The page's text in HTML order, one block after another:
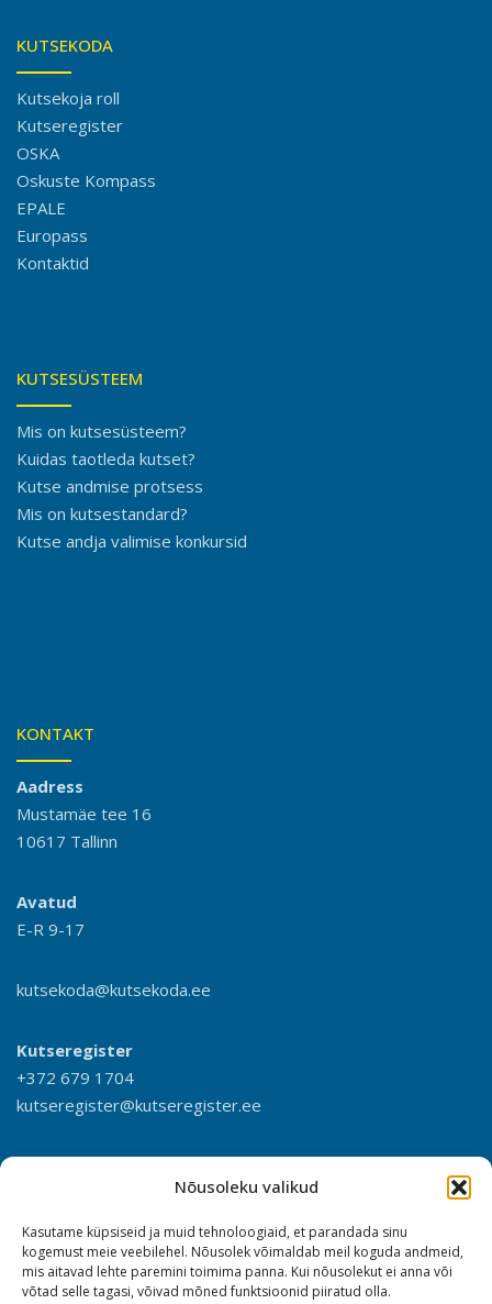
Nõusoleku valikud
Kasutame küpsiseid ja muid tehnoloogiaid, et parandada sinu
kogemust meie veebilehel. Nõusolek võimaldab meil koguda andmeid,
mis aitavad lehte paremini toimima panna. Kui nõusolekut ei anna või
võtad selle tagasi, võivad mõned funktsioonid piiratud olla.
KUTSEKODA
Kutsekoja roll
Kutseregister
OSKA
Oskuste Kompass
EPALE
Europass
Kontaktid
KUTSESÜSTEEM
Mis on kutsesüsteem?
Kuidas taotleda kutset?
Kutse andmise protsess
Mis on kutsestandard?
Kutse andja valimise konkursid
KONTAKT
Aadress
Mustamäe tee 16
10617 Tallinn
Avatud
E-R 9-17
kutsekoda@kutsekoda.ee
Kutseregister
+372 679 1704
kutseregister@kutseregister.ee